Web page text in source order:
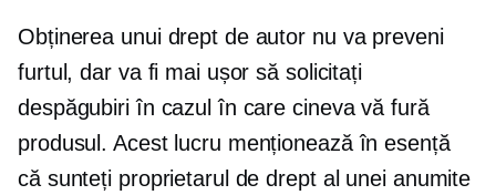
Obținerea unui drept de autor nu va preveni
furtul, dar va fi mai ușor să solicitați
despăgubiri în cazul în care cineva vă fură
produsul. Acest lucru menționează în esență
că sunteți proprietarul de drept al unei anumite